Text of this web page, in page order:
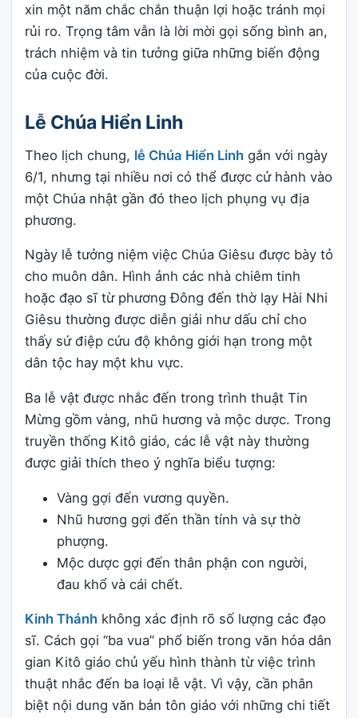
xin một năm chắc chắn thuận lợi hoặc tránh mọi
rủi ro. Trọng tâm vẫn là lời mời gọi sống bình an,
trách nhiệm và tin tưởng giữa những biến động
của cuộc đời.
Lễ Chúa Hiển Linh
Theo lịch chung, lễ Chúa Hiển Linh gắn với ngày
6/1, nhưng tại nhiều nơi có thể được cử hành vào
một Chúa nhật gần đó theo lịch phụng vụ địa
phương.
Ngày lễ tưởng niệm việc Chúa Giêsu được bày tỏ
cho muôn dân. Hình ảnh các nhà chiêm tinh
hoặc đạo sĩ từ phương Đông đến thờ lạy Hài Nhi
Giêsu thường được diễn giải như dấu chỉ cho
thấy sứ điệp cứu độ không giới hạn trong một
dân tộc hay một khu vực.
Ba lễ vật được nhắc đến trong trình thuật Tin
Mừng gồm vàng, nhũ hương và mộc dược. Trong
truyền thống Kitô giáo, các lễ vật này thường
được giải thích theo ý nghĩa biểu tượng:
Vàng gợi đến vương quyền.
Nhũ hương gợi đến thần tính và sự thờ
phượng.
Mộc dược gợi đến thân phận con người,
đau khổ và cái chết.
Kinh Thánh không xác định rõ số lượng các đạo
sĩ. Cách gọi “ba vua” phổ biến trong văn hóa dân
gian Kitô giáo chủ yếu hình thành từ việc trình
thuật nhắc đến ba loại lễ vật. Vì vậy, cần phân
biệt nội dung văn bản tôn giáo với những chi tiết